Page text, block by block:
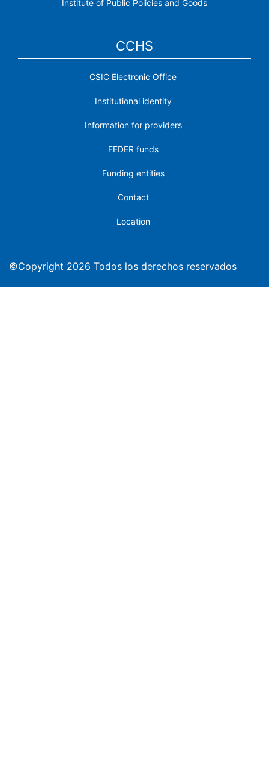
Institute of Public Policies and Goods
CCHS
CSIC Electronic Office
Institutional identity
Information for providers
FEDER funds
Funding entities
Contact
Location
©Copyright 2026 Todos los derechos reservados